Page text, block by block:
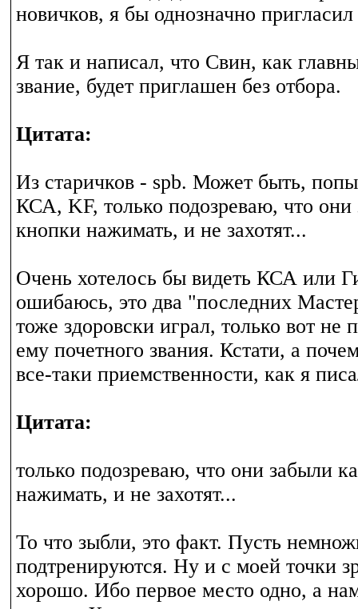
новичков, я бы однозначно
Я так и написал, что Свин, как
звание, будет приглашен без отбора.
Цитата:
Из старичков - spb. Может быть,
КСА, KF, только подозреваю, что они
кнопки нажимать, и не захотят...
Очень хотелось бы видеть КСА или
ошибаюсь, это два "последних
тоже здоровски играл, только вот
ему почетного звания. Кстати, а
все-таки приемственности, как я
Цитата:
только подозреваю, что они забыли
нажимать, и не захотят...
То что зыбли, это факт. Пусть
подтренируются. Ну и с моей точки
хорошо. Ибо первое место одно, а